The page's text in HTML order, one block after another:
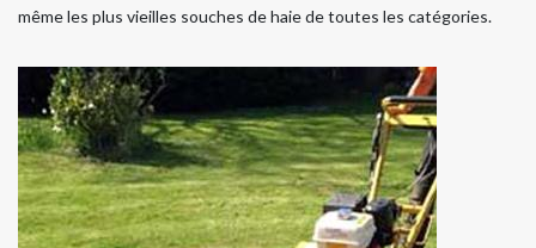
même les plus vieilles souches de haie de toutes les catégories.